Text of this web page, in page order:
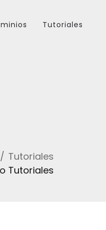
Tutoriales
Tutoriales
Tutoriales